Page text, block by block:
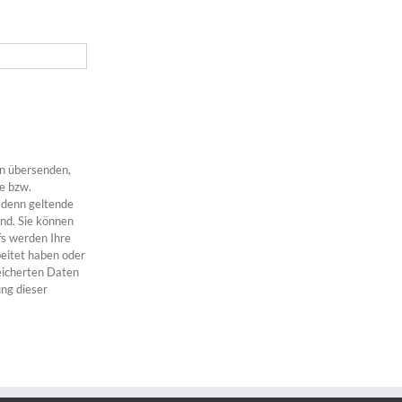
übersenden,
bzw.
geltende
Sie können
werden Ihre
haben oder
Daten
dieser